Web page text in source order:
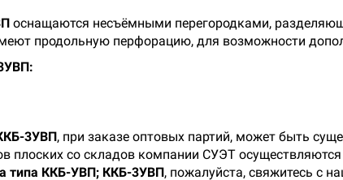
оснащаются несъёмными перегородками,
продольную перфорацию, для возможности
3УВП, при заказе оптовых партий, может быть
плоских со складов компании СУЭТ
типа ККБ-УВП; ККБ-3УВП, пожалуйста, свяжитесь с